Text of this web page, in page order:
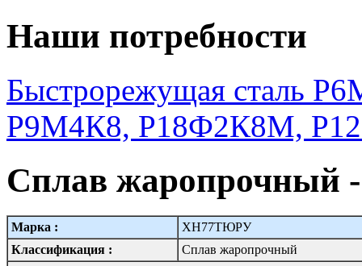
Наши потребности
Быстрорежущая сталь
Р9М4К8, Р18Ф2К8М,
Сплав
Марка :
ХН77ТЮРУ
Классификация :
Сплав жаропрочный